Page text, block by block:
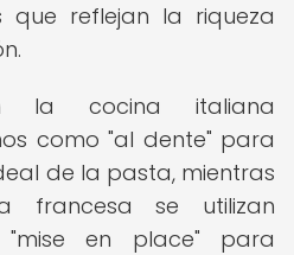
que reflejan la riqueza
la cocina italiana
como "al dente" para
de la pasta, mientras
francesa se utilizan
"mise en place" para